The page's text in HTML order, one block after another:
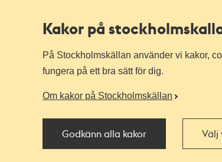
Kakor på
På Stockholmskällan använder vi kakor,
fungera på ett bra sätt för dig.
Om kakor på Stockholmskällan
Godkänn alla kakor Välj